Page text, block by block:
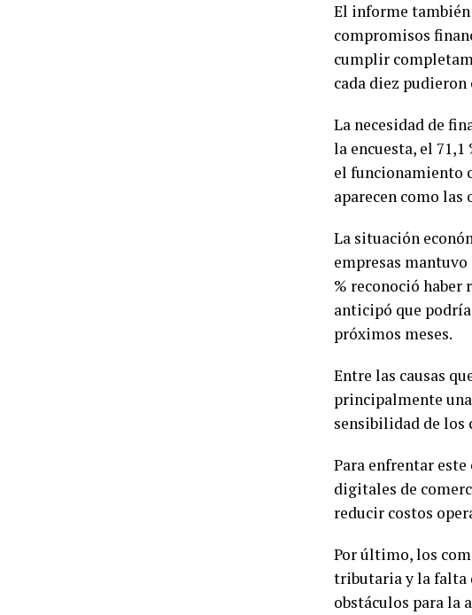
El informe
compromisos
cumplir
cada diez
La necesidad de
la encuesta, el
el funcionamiento
aparecen como
La situación
empresas
% reconoció haber
anticipó que
próximos meses.
Entre las causas
principalmente
sensibilidad de los
Para enfrentar
digitales de
reducir costos
Por último, los
tributaria y la falta
obstáculos para la